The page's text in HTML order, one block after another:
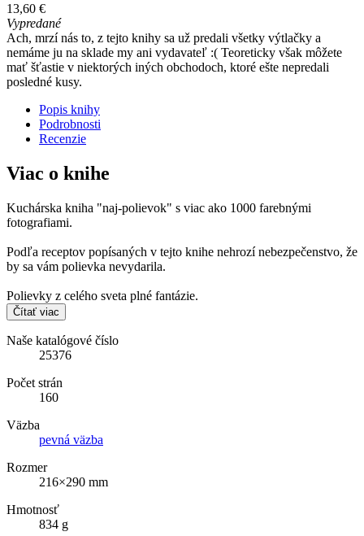
13,60 €
Vypredané
Ach, mrzí nás to, z tejto knihy sa už predali všetky výtlačky a
nemáme ju na sklade my ani vydavateľ :( Teoreticky však môžete
mať šťastie v niektorých iných obchodoch, ktoré ešte nepredali
posledné kusy.
Popis knihy
Podrobnosti
Recenzie
Viac o knihe
Kuchárska kniha "naj-polievok" s viac ako 1000 farebnými
fotografiami.
Podľa receptov popísaných v tejto knihe nehrozí nebezpečenstvo, že
by sa vám polievka nevydarila.
Polievky z celého sveta plné fantázie.
Čítať viac
Naše katalógové číslo
25376
Počet strán
160
Väzba
pevná väzba
Rozmer
216×290 mm
Hmotnosť
834 g